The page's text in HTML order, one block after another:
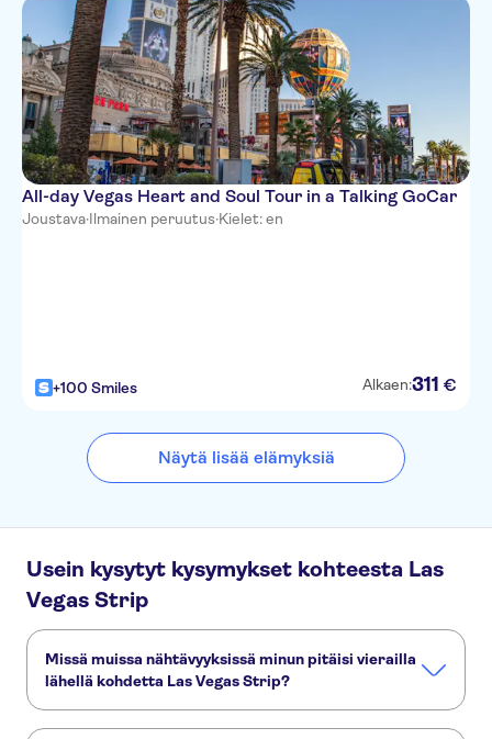
MGM Grand
Atrium Suites Hotel
Fairfield Inn and Suites Las
Vegas South
El Cortez
Tuscany Suites
All-day Vegas Heart and Soul Tour in a Talking GoCar
Joustava·Ilmainen peruutus·Kielet: en
+100 Smiles Alkaen:311 €
Näytä lisää elämyksiä
Usein kysytyt kysymykset kohteesta Las
Vegas Strip
Missä muissa nähtävyyksissä minun pitäisi vierailla
lähellä kohdetta Las Vegas Strip?